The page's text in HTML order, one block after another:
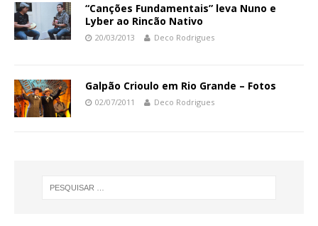
“Canções Fundamentais” leva Nuno e
Lyber ao Rincão Nativo
20/03/2013 Deco Rodrigues
Galpão Crioulo em Rio Grande – Fotos
02/07/2011 Deco Rodrigues